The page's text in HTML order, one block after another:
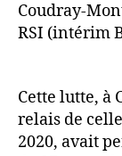
Coudray-
RSI (intérim
Cette lutte, à
relais de
2020, avait